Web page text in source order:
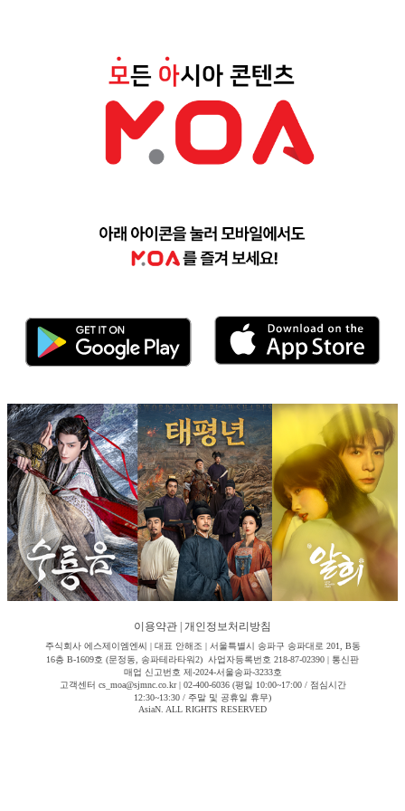
이용약관 개인정보처리방침
주식회사 에스제이엠엔씨 | 대표 안해조 | 서울특별시 송파구 송파대로 201, B동
16층 B-1609호 (문정동, 송파테라타워2) 사업자등록번호 218-87-02390 | 통신판
매업 신고번호 제-2024-서울송파-3233호
고객센터 cs_moa@sjmnc.co.kr | 02-400-6036 (평일 10:00~17:00 / 점심시간
12:30~13:30 / 주말 및 공휴일 휴무)
AsiaN. ALL RIGHTS RESERVED